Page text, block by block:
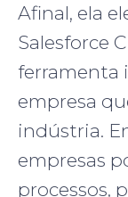
Afinal, ela
Salesforce
ferramenta
empresa
indústria.
empresas
processos,